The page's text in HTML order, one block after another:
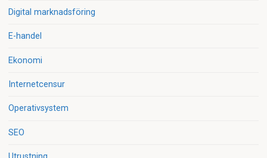
Digital marknadsföring
E-handel
Ekonomi
Internetcensur
Operativsystem
SEO